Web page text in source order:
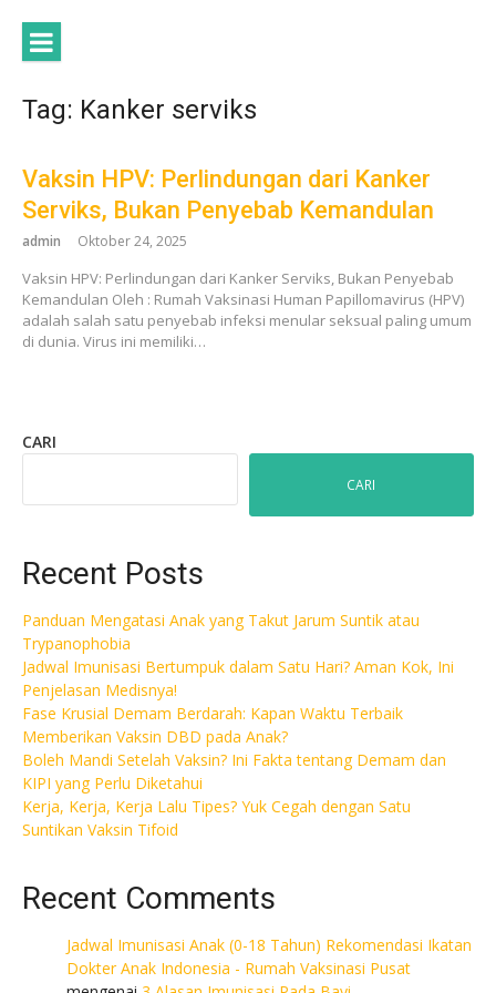
konten
Tag: Kanker serviks
Vaksin HPV: Perlindungan dari Kanker
Serviks, Bukan Penyebab Kemandulan
admin Oktober 24, 2025
Vaksin HPV: Perlindungan dari Kanker Serviks, Bukan Penyebab
Kemandulan Oleh : Rumah Vaksinasi Human Papillomavirus (HPV)
adalah salah satu penyebab infeksi menular seksual paling umum
di dunia. Virus ini memiliki…
CARI
CARI
Recent Posts
Panduan Mengatasi Anak yang Takut Jarum Suntik atau
Trypanophobia
Jadwal Imunisasi Bertumpuk dalam Satu Hari? Aman Kok, Ini
Penjelasan Medisnya!
Fase Krusial Demam Berdarah: Kapan Waktu Terbaik
Memberikan Vaksin DBD pada Anak?
Boleh Mandi Setelah Vaksin? Ini Fakta tentang Demam dan
KIPI yang Perlu Diketahui
Kerja, Kerja, Kerja Lalu Tipes? Yuk Cegah dengan Satu
Suntikan Vaksin Tifoid
Recent Comments
Jadwal Imunisasi Anak (0-18 Tahun) Rekomendasi Ikatan
Dokter Anak Indonesia - Rumah Vaksinasi Pusat